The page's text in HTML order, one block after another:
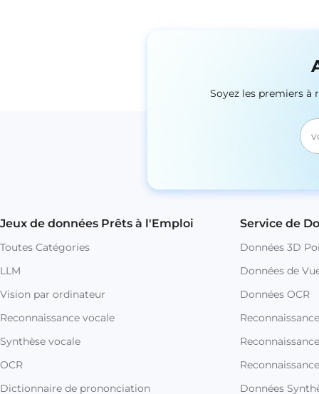
Soyez les premiers à
Jeux de données Prêts à l'Emploi
Toutes Catégories
LLM
Vision par ordinateur
Reconnaissance vocale
Synthèse vocale
OCR
Dictionnaire de prononciation
Service de
Données 3D
Données de
Données OCR
Données